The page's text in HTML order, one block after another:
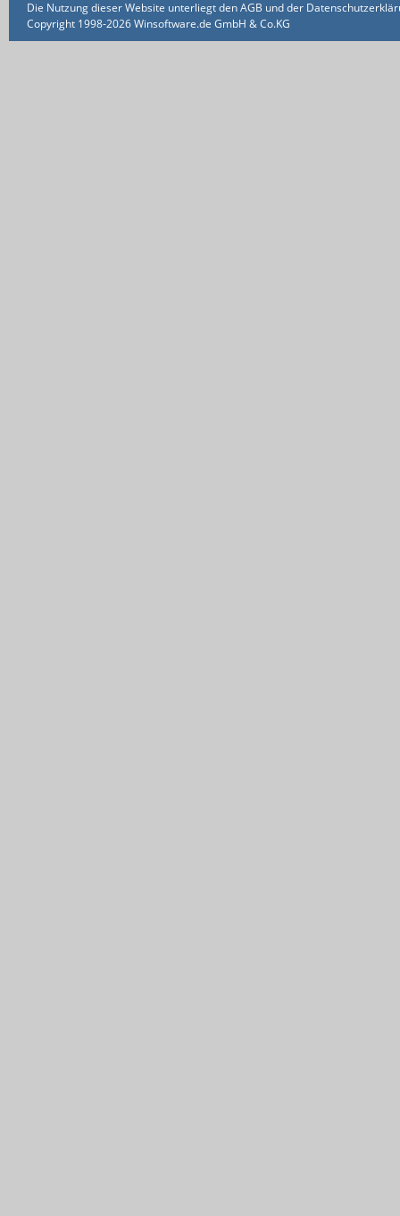
Die Nutzung dieser Website unterliegt den AGB und der
Copyright 1998-2026 Winsoftware.de GmbH & Co.KG